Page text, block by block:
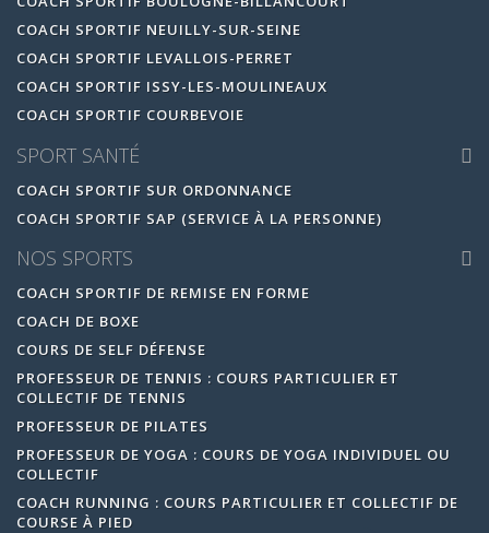
COACH SPORTIF NEUILLY-SUR-SEINE
COACH SPORTIF LEVALLOIS-PERRET
COACH SPORTIF ISSY-LES-MOULINEAUX
COACH SPORTIF COURBEVOIE
SPORT SANTÉ
COACH SPORTIF SUR ORDONNANCE
COACH SPORTIF SAP (SERVICE À LA PERSONNE)
NOS SPORTS
COACH SPORTIF DE REMISE EN FORME
COACH DE BOXE
COURS DE SELF DÉFENSE
PROFESSEUR DE TENNIS : COURS PARTICULIER ET
COLLECTIF DE TENNIS
PROFESSEUR DE PILATES
PROFESSEUR DE YOGA : COURS DE YOGA INDIVIDUEL OU
COLLECTIF
COACH RUNNING : COURS PARTICULIER ET COLLECTIF DE
COURSE À PIED